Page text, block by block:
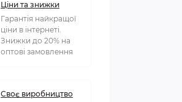
Ціни та знижки
Гарантія найкращої
ціни в інтернеті.
Знижки до 20% на
оптові замовлення
Своє виробництво